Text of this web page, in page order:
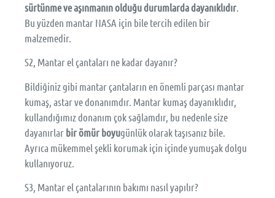
sürtünme ve aşınmanın olduğu durumlarda dayanıklıdır
Bu yüzden mantar NASA için bile tercih edilen bir
malzemedir.
S2, Mantar el çantaları ne kadar dayanır?
Bildiğiniz gibi mantar çantaların en önemli parçası mantar
kumaş, astar ve donanımdır. Mantar kumaş dayanıklıdır,
kullandığımız donanım çok sağlamdır, bu nedenle size
dayanırlar bir ömür boyugünlük olarak taşısanız bile.
Ayrıca mükemmel şekli korumak için içinde yumuşak dolgu
kullanıyoruz.
S3, Mantar el çantalarının bakımı nasıl yapılır?